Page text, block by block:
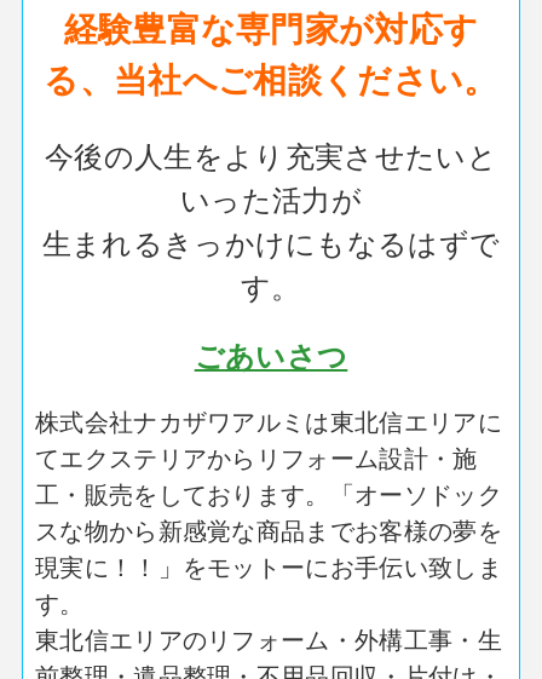
経験豊富な専門家が対応す
る、当社へご相談ください。
今後の人生をより充実させたいと
いった活力が
生まれるきっかけにもなるはずで
す。
ごあいさつ
株式会社ナカザワアルミは東北信エリアに
てエクステリアからリフォーム設計・施
工・販売をしております。「オーソドック
スな物から新感覚な商品までお客様の夢を
現実に！！」をモットーにお手伝い致しま
す。
東北信エリアのリフォーム・外構工事・生